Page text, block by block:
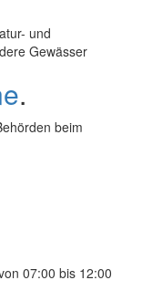
und
Gewässer
.
beim
07:00 bis 12:00